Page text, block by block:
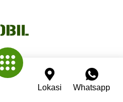
Lokasi Whatsapp
spesialis AC mobil yang
30 tahun. Kami berkomitmen